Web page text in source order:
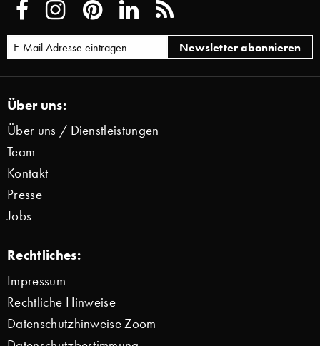
Über uns:
Über uns / Dienstleistungen
Team
Kontakt
Presse
Jobs
Rechtliches:
Impressum
Rechtliche Hinweise
Datenschutzhinweise Zoom